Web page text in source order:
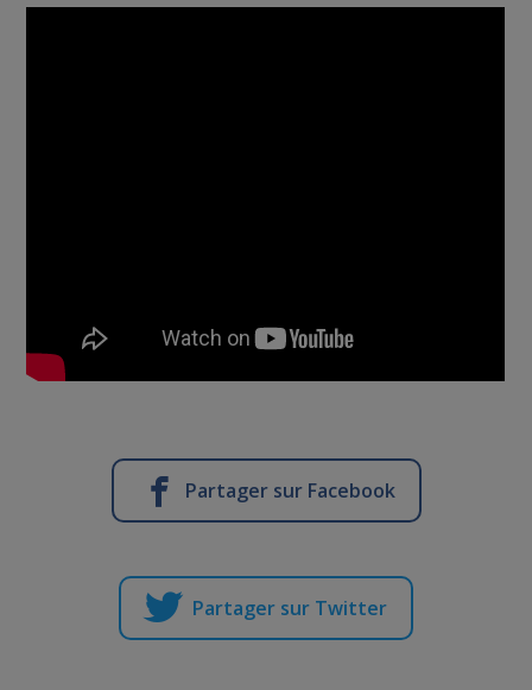
Partager sur Facebook
Partager sur Twitter